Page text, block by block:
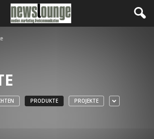
PRODUKTE PROJEKTE